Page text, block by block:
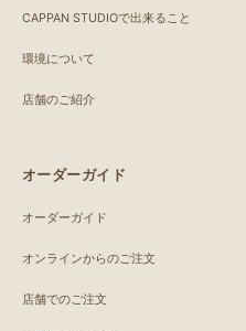
CAPPAN STUDIOで出来ること
環境について
店舗のご紹介
オーダーガイド
オーダーガイド
オンラインからのご注文
店舗でのご注文